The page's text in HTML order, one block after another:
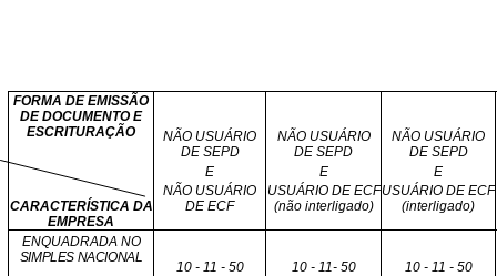
FORMA DE EMISSÃO
DE DOCUMENTO E
ESCRITURAÇÃO
NÃO USUÁRIO
DE SEPD
NÃO USUÁRIO
DE SEPD
NÃO USUÁRIO
DE SEPD
E
E E
CARACTERÍSTICA DA
EMPRESA
NÃO USUÁRIO
DE ECF
USUÁRIO DE ECF
(não interligado)
USUÁRIO DE ECF
(interligado)
ENQUADRADA NO
SIMPLES NACIONAL
10 - 11 - 50
10 - 11- 50
10 - 11 - 50